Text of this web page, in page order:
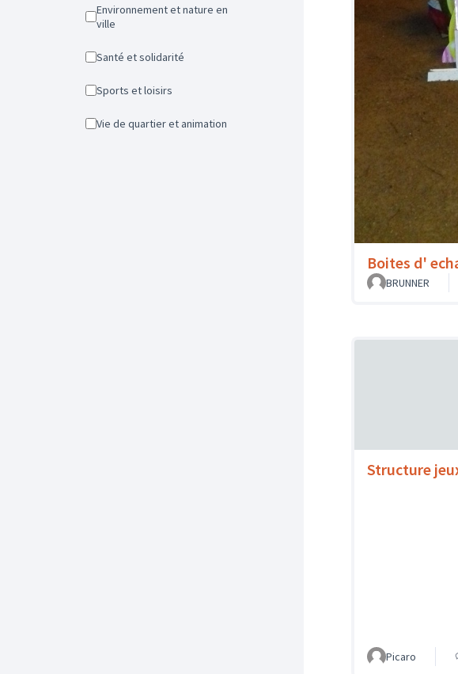
Environnement et nature en
ville
Santé et solidarité
Sports et loisirs
Vie de quartier et animation
Boites d'
BRUNNER
Structure
Picaro